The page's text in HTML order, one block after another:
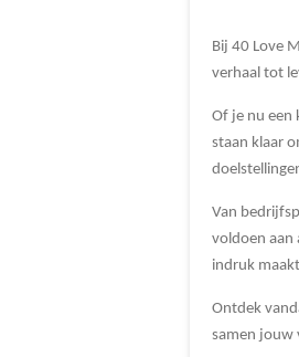
Bij 40 Love
verhaal tot
Of je nu een
staan klaar
Van
voldoen aan
indruk
Ontdek
samen jouw